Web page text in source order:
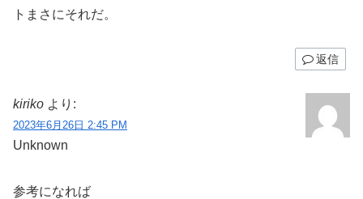
トまさにそれだ。
返信
kiriko より:
2023年6月26日 2:45 PM
Unknown
参考になれば